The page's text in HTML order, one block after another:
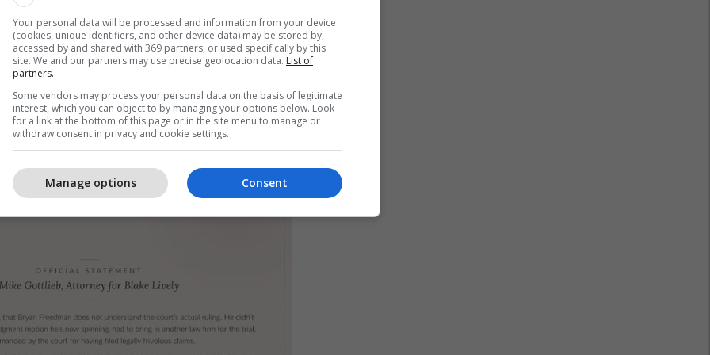
i kësaj padie si 'dramë me personazhe të
vetëm i papërgjegjshëm, por edhe i qëllimshëm
të identifikoheni me historinë time.
dixhitale është shumë reale. Është abuzim
ajo.
Your personal data will be processed and information from your device
(cookies, unique identifiers, and other device data) may be stored by,
accessed by and shared with 369 partners, or used specifically by this
site. We and our partners may use precise geolocation data. List of
partners.
Some vendors may process your personal data on the basis of legitimate
interest, which you can object to by managing your options below. Look
for a link at the bottom of this page or in the site menu to manage or
withdraw consent in privacy and cookie settings.
Consent
Manage options